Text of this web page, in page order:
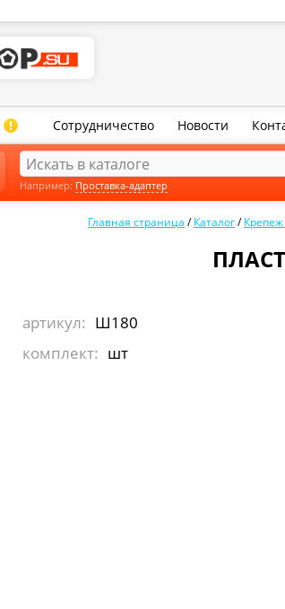
! Сотрудничество Новости
Главная страница /Каталог/
артикул: Ш180
комплект: шт
Например: Проставка-адаптер